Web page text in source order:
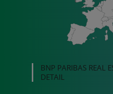
BNP PARIBAS REAL
DETAIL